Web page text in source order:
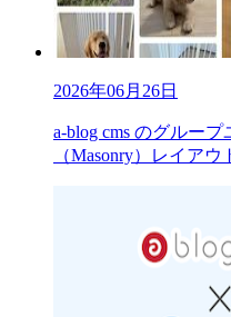
2026年06月26日
a-blog cms のグルー
（Masonry）レイア